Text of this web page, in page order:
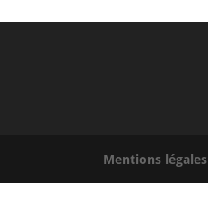
Mentions légales